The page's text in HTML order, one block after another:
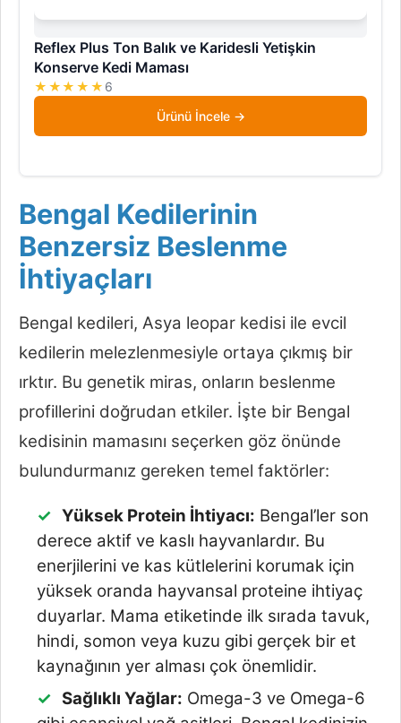
Reflex Plus Ton Balık ve Karidesli Yetişkin
Konserve Kedi Maması
★★★★★ 6
Ürünü İncele
Bengal Kedilerinin
Benzersiz Beslenme
İhtiyaçları
Bengal kedileri, Asya leopar kedisi ile evcil
kedilerin melezlenmesiyle ortaya çıkmış bir
ırktır. Bu genetik miras, onların beslenme
profillerini doğrudan etkiler. İşte bir Bengal
kedisinin mamasını seçerken göz önünde
bulundurmanız gereken temel faktörler:
Yüksek Protein İhtiyacı: Bengal’ler son
derece aktif ve kaslı hayvanlardır. Bu
enerjilerini ve kas kütlelerini korumak için
yüksek oranda hayvansal proteine ihtiyaç
duyarlar. Mama etiketinde ilk sırada tavuk,
hindi, somon veya kuzu gibi gerçek bir et
kaynağının yer alması çok önemlidir.
Sağlıklı Yağlar: Omega-3 ve Omega-6